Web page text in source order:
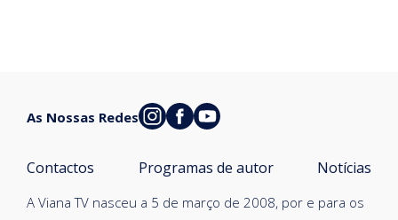
A Viana TV nasceu a 5 de março de 2008, por e para os
Contactos Programas de autor Notícias
As Nossas Redes